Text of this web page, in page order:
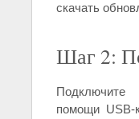
скачать
Шаг 2:
помощи USB-